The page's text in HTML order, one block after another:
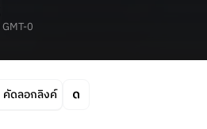
0
คัดลอกลิงค์